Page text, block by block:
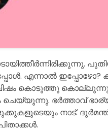
എന്നാൽ ഇപ്പോഴോ?
കൊടുത്തു കൊല്ലുന്നു.
ഭർത്താവ്
നാട്.